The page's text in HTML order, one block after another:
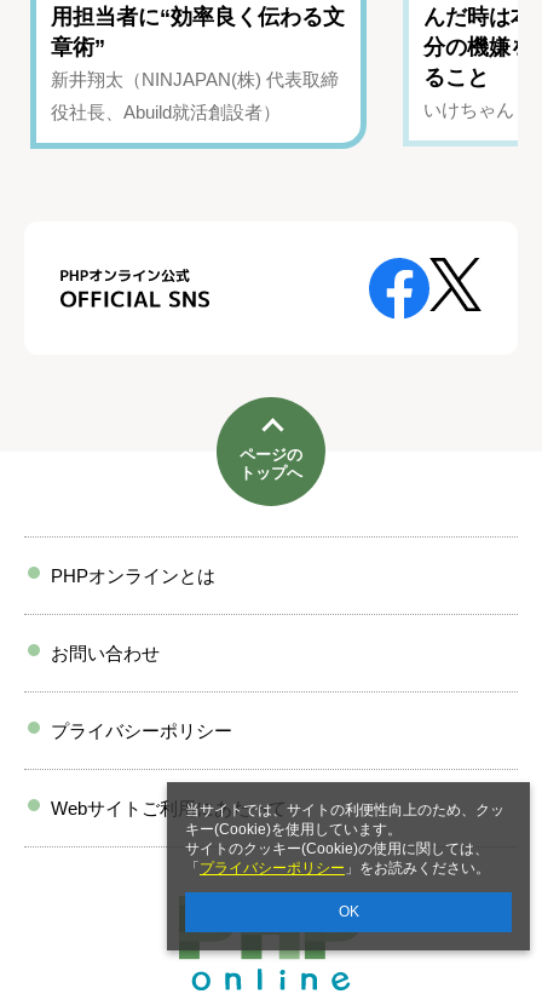
当サイトでは、サイトの利便性向上のため、クッ
キー(Cookie)を使用しています。
サイトのクッキー(Cookie)の使用に関しては、
「 プライバシーポリシー 」をお読みください。
OK
用担当者に“効率良く伝わる文
章術”
新井翔太（NINJAPAN(株) 代表取締
役社長、Abuild就活創設者）
んだ時は
分の機嫌を
ること
いけちゃん（
ページの
トップへ
PHPオンラインとは
お問い合わせ
プライバシーポリシー
Webサイトご利用にあたって